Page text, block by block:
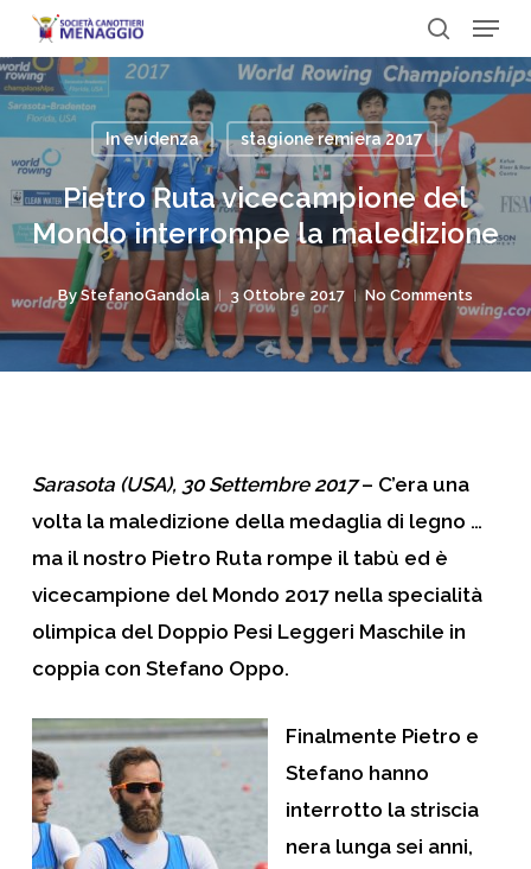
Skip
to
main
content
search
Menu
In evidenza stagione remiera 2017
Pietro Ruta vicecampione del
Mondo interrompe la maledizione
By StefanoGandola 3 Ottobre 2017 No Comments
Sarasota (USA), 30 Settembre 2017– C’era una
volta la maledizione della medaglia di legno …
ma il nostro Pietro Rutarompe il tabù ed è
vicecampione del Mondo 2017 nella specialità
olimpica del Doppio Pesi Leggeri Maschile in
coppia con Stefano Oppo.
Finalmente Pietro e
Stefano hanno
interrotto la striscia
nera lunga sei anni,
Close
Menu